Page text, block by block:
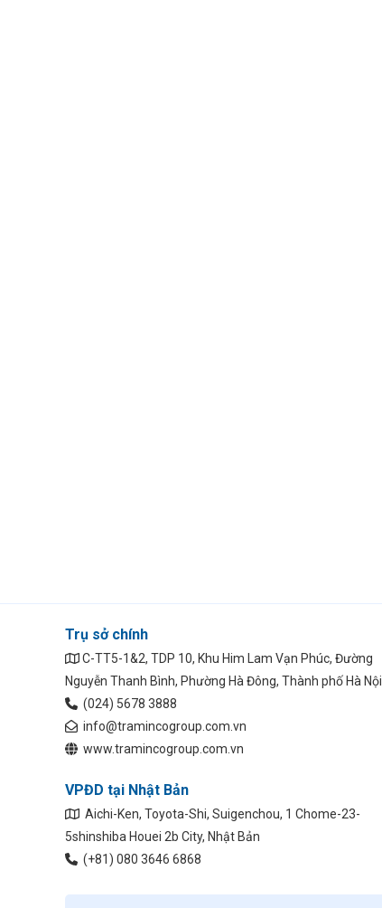
Trụ sở chính
C-TT5-1&2, TDP 10, Khu Him Lam Vạn Phúc, Đường
Nguyễn Thanh Bình, Phường Hà Đông, Thành phố Hà Nội
(024) 5678 3888
info@tramincogroup.com.vn
www.tramincogroup.com.vn
VPĐD tại Nhật Bản
Aichi-Ken, Toyota-Shi, Suigenchou, 1 Chome-23-
5shinshiba Houei 2b City, Nhật Bản
(+81) 080 3646 6868